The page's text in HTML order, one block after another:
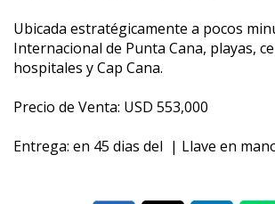
Ubicada estratégicamente a pocos
Internacional de Punta Cana, playas,
hospitales y Cap Cana.
Precio de Venta: USD 553,000
Entrega: en 45 dias del | Llave en